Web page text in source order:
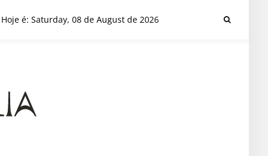
Hoje é: Saturday, 08 de August de 2026